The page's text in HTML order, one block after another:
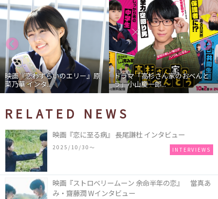
映画『恋わずらいのエリー』原
菜乃華 インタ...
ドラマ「高杉さん家のおべんと
う」小山慶一郎...
RELATED NEWS
映画『恋に至る病』 長尾謙杜 インタビュー
2025/10/30〜 INTERVIEWS
映画『ストロベリームーン 余命半年の恋』 當真あ
み・齋藤潤 Wインタビュー